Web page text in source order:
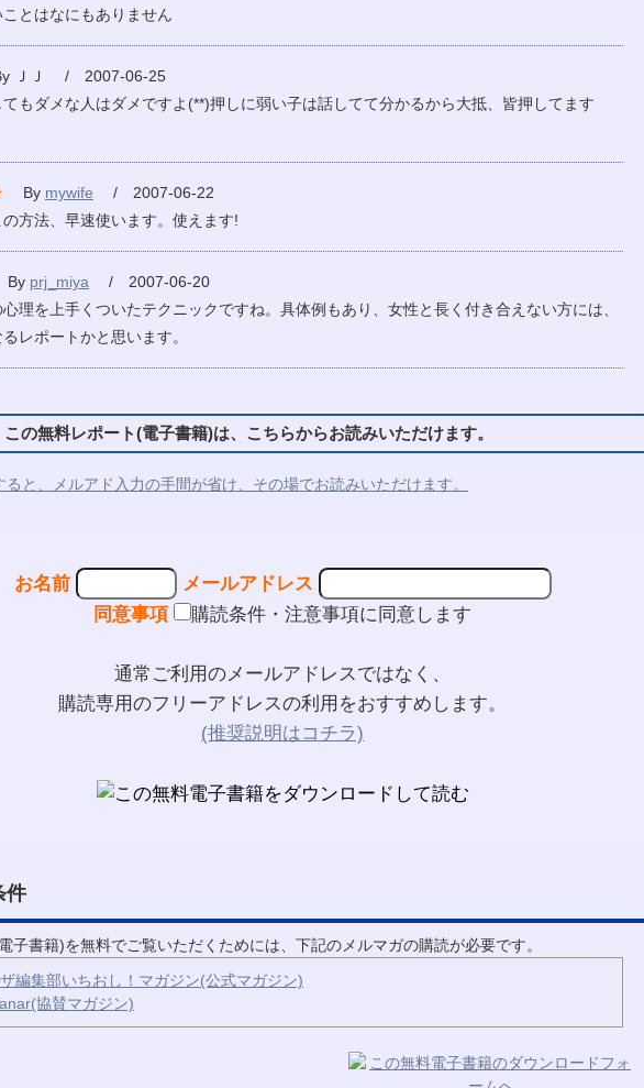
ことはなにもありません
ＪＪ / 2007-06-25
てもダメな人はダメですよ(**)押しに弱い子は話してて分かるから大抵、皆押してます
By mywife / 2007-06-22
方法、早速使います。使えます!
By prj_miya / 2007-06-20
理を上手くついたテクニックですね。具体例もあり、女性と長く付き合えない方には、
レポートかと思います。
の無料レポート(電子書籍)は、こちらからお読みいただけます。
と、メルアド入力の手間が省け、その場でお読みいただけます。
お名前
メールアドレス
同意事項
購読条件・注意事項に同意します
通常ご利用のメールアドレスではなく、
購読専用のフリーアドレスの利用をおすすめします。
(推奨説明はコチラ)
件
子書籍)を無料でご覧いただくためには、下記のメルマガの購読が必要です。
編集部いちおし！マガジン(公式マガジン)
協賛マガジン)